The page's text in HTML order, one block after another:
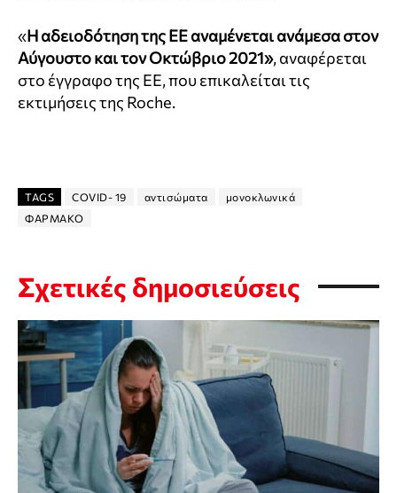
«Η αδειοδότηση της ΕΕ αναμένεται ανάμεσα στον
Αύγουστο και τον Οκτώβριο 2021», αναφέρεται
στο έγγραφο της ΕΕ, που επικαλείται τις
εκτιμήσεις της Roche.
TAGS CΟVID- 19 αντισώματα
μονοκλωνικά
ΦΑΡΜΑΚΟ
Σχετικές δημοσιεύσεις